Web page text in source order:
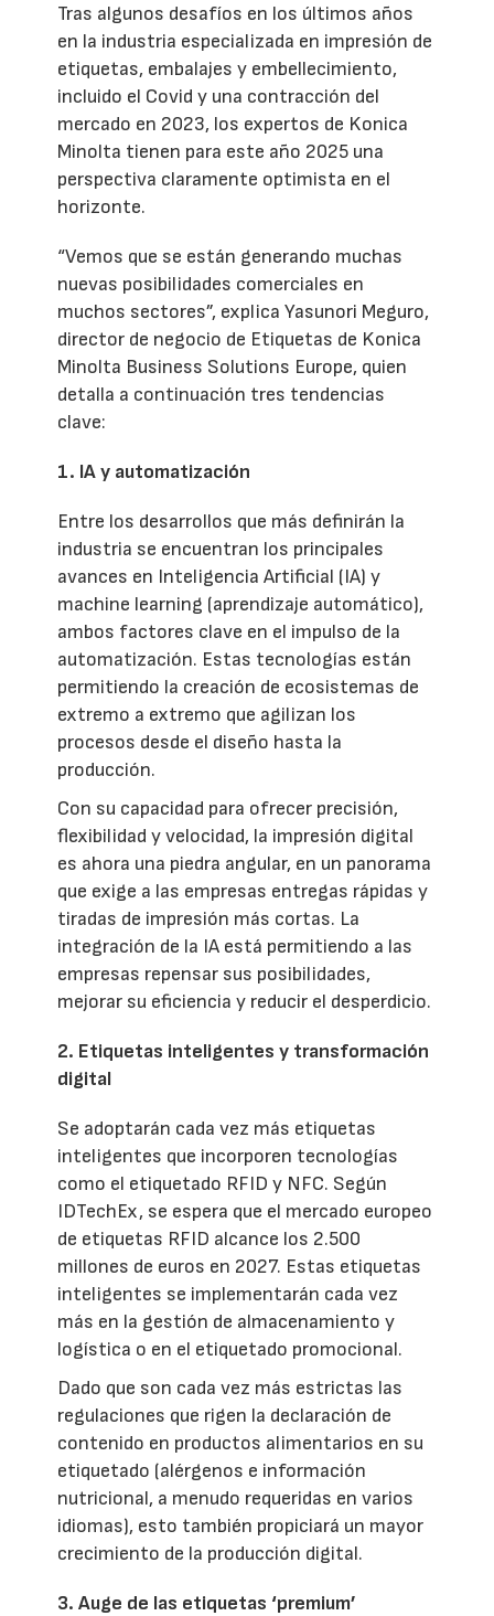
Tras algunos desafíos en los últimos años
en la industria especializada en impresión de
etiquetas, embalajes y embellecimiento,
incluido el Covid y una contracción del
mercado en 2023, los expertos de Konica
Minolta tienen para este año 2025 una
perspectiva claramente optimista en el
horizonte.
“Vemos que se están generando muchas
nuevas posibilidades comerciales en
muchos sectores”, explica Yasunori Meguro,
director de negocio de Etiquetas de Konica
Minolta Business Solutions Europe, quien
detalla a continuación tres tendencias
clave:
1. IA y automatización
Entre los desarrollos que más definirán la
industria se encuentran los principales
avances en Inteligencia Artificial (IA) y
machine learning (aprendizaje automático),
ambos factores clave en el impulso de la
automatización. Estas tecnologías están
permitiendo la creación de ecosistemas de
extremo a extremo que agilizan los
procesos desde el diseño hasta la
producción.
Con su capacidad para ofrecer precisión,
flexibilidad y velocidad, la impresión digital
es ahora una piedra angular, en un panorama
que exige a las empresas entregas rápidas y
tiradas de impresión más cortas. La
integración de la IA está permitiendo a las
empresas repensar sus posibilidades,
mejorar su eficiencia y reducir el desperdicio.
2. Etiquetas inteligentes y transformación
digital
Se adoptarán cada vez más etiquetas
inteligentes que incorporen tecnologías
como el etiquetado RFID y NFC. Según
IDTechEx, se espera que el mercado europeo
de etiquetas RFID alcance los 2.500
millones de euros en 2027. Estas etiquetas
inteligentes se implementarán cada vez
más en la gestión de almacenamiento y
logística o en el etiquetado promocional.
Dado que son cada vez más estrictas las
regulaciones que rigen la declaración de
contenido en productos alimentarios en su
etiquetado (alérgenos e información
nutricional, a menudo requeridas en varios
idiomas), esto también propiciará un mayor
crecimiento de la producción digital.
3. Auge de las etiquetas ‘premium’